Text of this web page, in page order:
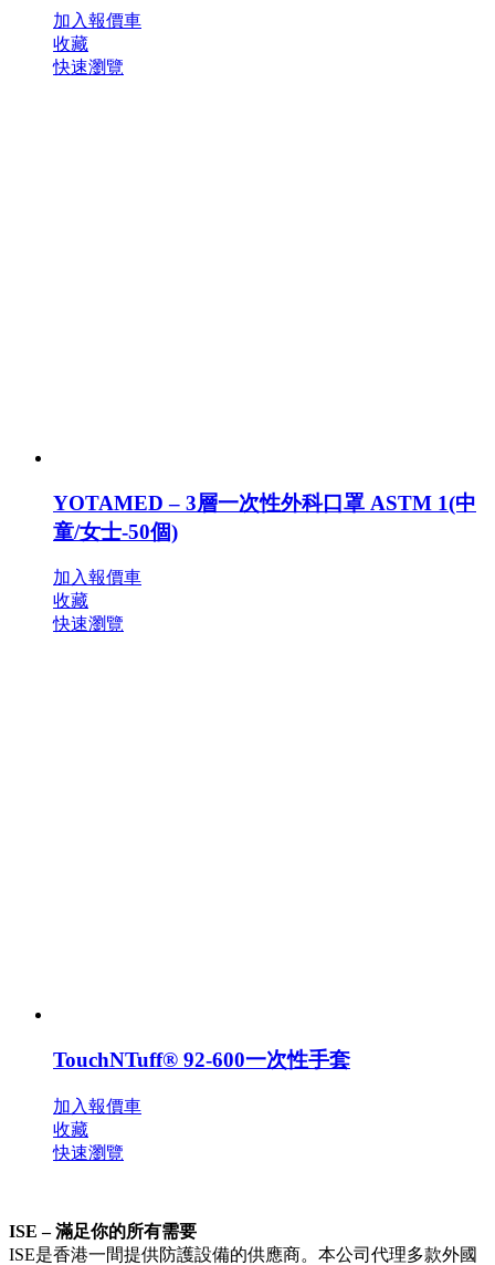
加入報價車
收藏
快速瀏覽
YOTAMED – 3層一次性外科口罩 ASTM 1(中
童/女士-50個)
加入報價車
收藏
快速瀏覽
TouchNTuff® 92-600一次性手套
加入報價車
收藏
快速瀏覽
ISE – 滿足你的所有需要
ISE是香港一間提供防護設備的供應商。本公司代理多款外國